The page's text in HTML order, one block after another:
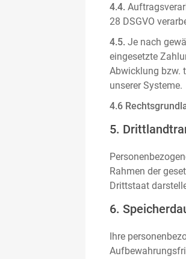
4.4.
28 DSGVO
4.5. Je nach
eingesetzte
Abwicklung bzw.
unserer Systeme.
4.6
5.
Rahmen der
Drittstaat
6.
Ihre